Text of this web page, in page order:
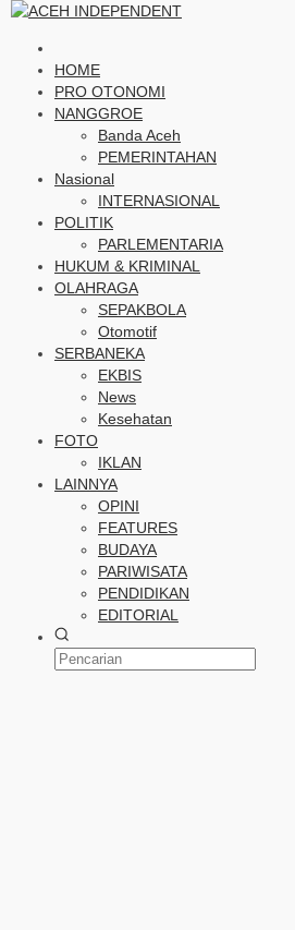
HOME
PRO OTONOMI
NANGGROE
Banda Aceh
PEMERINTAHAN
Nasional
INTERNASIONAL
POLITIK
PARLEMENTARIA
HUKUM & KRIMINAL
OLAHRAGA
SEPAKBOLA
Otomotif
SERBANEKA
EKBIS
News
Kesehatan
FOTO
IKLAN
LAINNYA
OPINI
FEATURES
BUDAYA
PARIWISATA
PENDIDIKAN
EDITORIAL